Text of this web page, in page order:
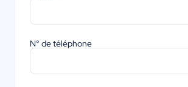
N° de téléphone